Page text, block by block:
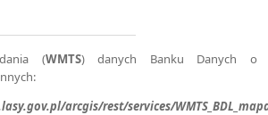
(WMTS) danych Banku Danych o
arcgis/rest/services/